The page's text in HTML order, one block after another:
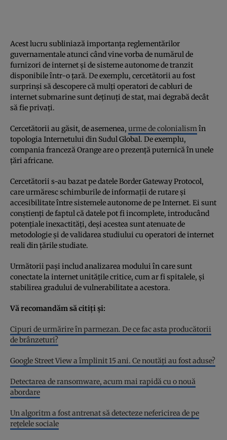
Acest lucru subliniază importanța reglementărilor
guvernamentale atunci când vine vorba de numărul de
furnizori de internet și de sisteme autonome de tranzit
disponibile într-o țară. De exemplu, cercetătorii au fost
surprinși să descopere că mulți operatori de cabluri de
internet submarine sunt deținuți de stat, mai degrabă decât
să fie privați.
Cercetătorii au găsit, de asemenea, urme de colonialismîn
topologia Internetului din Sudul Global. De exemplu,
compania franceză Orange are o prezență puternică în unele
țări africane.
Cercetătorii s-au bazat pe datele Border Gateway Protocol,
care urmăresc schimburile de informații de rutare și
accesibilitate între sistemele autonome de pe Internet. Ei sunt
conștienți de faptul că datele pot fi incomplete, introducând
potențiale inexactități, deși acestea sunt atenuate de
metodologie și de validarea studiului cu operatori de internet
reali din țările studiate.
Următorii pași includ analizarea modului în care sunt
conectate la internet unitățile critice, cum ar fi spitalele, și
stabilirea gradului de vulnerabilitate a acestora.
Vă recomandăm să citiți și:
Cipuri de urmărire în parmezan. De ce fac asta producătorii
de brânzeturi?
Google Street View a împlinit 15 ani. Ce noutăți au fost aduse?
Detectarea de ransomware, acum mai rapidă cu o nouă
abordare
Un algoritm a fost antrenat să detecteze nefericirea de pe
rețelele sociale